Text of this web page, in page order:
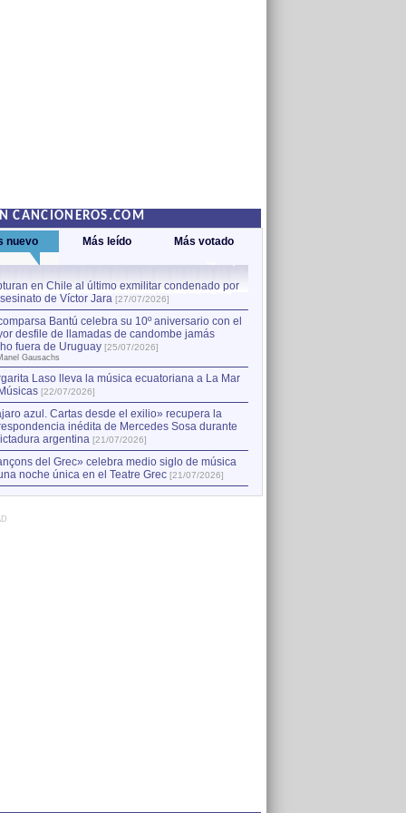
CANCIONEROS.COM
nuevo Más leído Más votado
en Chile al último exmilitar condenado por
de Víctor Jara [27/07/2026]
Bantú celebra su 10º aniversario con el
desfile de llamadas de candombe jamás
fuera de Uruguay [25/07/2026]
Gausachs
Laso lleva la música ecuatoriana a La Mar
[22/07/2026]
azul. Cartas desde el exilio» recupera la
inédita de Mercedes Sosa durante
argentina [21/07/2026]
del Grec» celebra medio siglo de música
noche única en el Teatre Grec [21/07/2026]